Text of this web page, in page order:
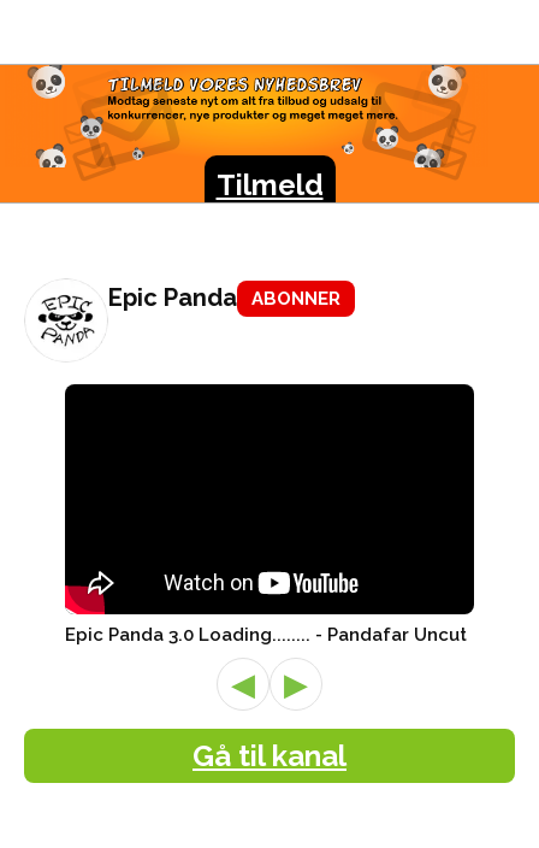
TILMELD VORES
NYHEDSBREV
Modtag seneste nyt om alt fra tilbud og udsalg til
konkurrencer, nye produkter og meget meget mere.
Tilmeld
Epic Panda ABONNER
Epic Panda 3.0 Loading........ - Pandafar Uncut
◀ ▶
Gå til kanal